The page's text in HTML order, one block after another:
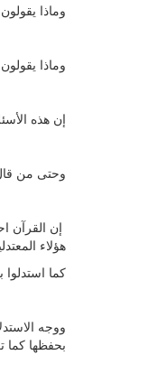
وماذا
وماذا
إن هذه
وحتى من
إن القرآن
هؤلاء
كما استدلوا
ووجه
بحفظها كما